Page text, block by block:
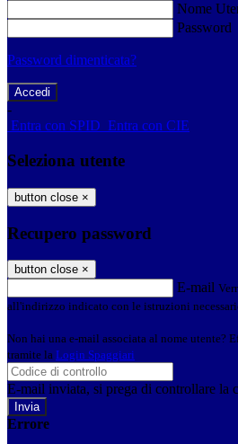
Nome
Password
Password dimenticata?
-
Entra con SPID Entra con CIE
Seleziona utente
button close ×
Recupero password
button close ×
E-mail
all'indirizzo indicato con le istruzioni
Non hai una e-mail associata al nome utente?
tramite la Login Spaggiari
E-mail inviata, si prega di controllare la
Errore